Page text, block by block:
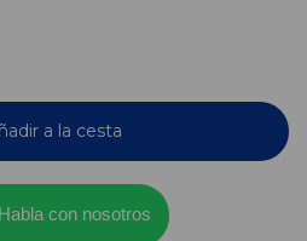
a la cesta
con nosotros